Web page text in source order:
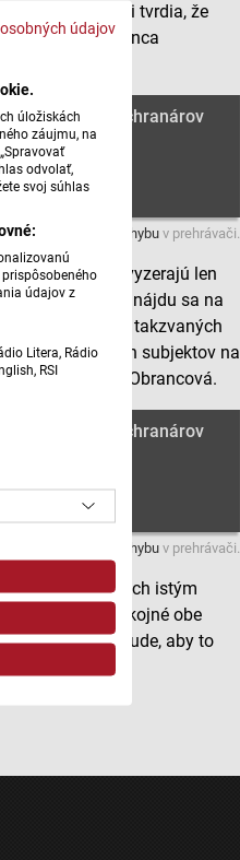
údajov
úložiskách
záujmu, na
odvolať,
svoj súhlas
údajov z
Litera, Rádio
RSI
strane ochranári tvrdia, že
a to dokonca
polí a podľa ochranárov
Nahláste nám chybu v prehrávači.
regiónoch nevyzerajú len
ale nájdu sa na
Vlani sa do takzvaných
subjektov na
venuje Jana Obrancová.
polí a podľa ochranárov
Nahláste nám chybu v prehrávači.
rokoch istým
spokojné obe
Dôležité bude, aby to